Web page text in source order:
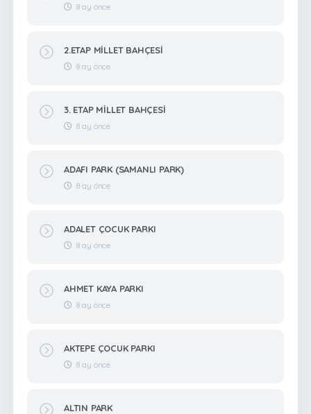
8 ay önce
2.ETAP MİLLET BAHÇESİ
8 ay önce
3. ETAP MİLLET BAHÇESİ
8 ay önce
ADAFI PARK (SAMANLI PARK)
8 ay önce
ADALET ÇOCUK PARKI
8 ay önce
AHMET KAYA PARKI
8 ay önce
AKTEPE ÇOCUK PARKI
8 ay önce
ALTIN PARK